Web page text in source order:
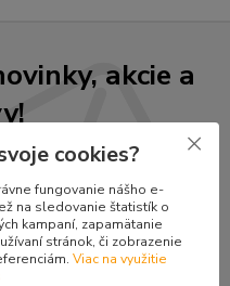
akcie a
Prihlásiť sa
za účelom zasielania newslettera.
Zasielame raz za 14 dní.
cookies?
fungovanie nášho e-
na sledovanie štatistík o
kampaní, zapamätanie
stránok, či zobrazenie
Viac na využitie